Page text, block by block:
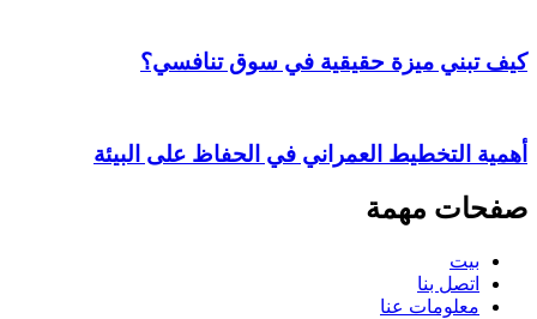
كيف تبني ميزة حقيقية في سوق تنافسي؟
أهمية التخطيط العمراني في الحفاظ على البيئة
صفحات مهمة
بيت
اتصل بنا
معلومات عنا